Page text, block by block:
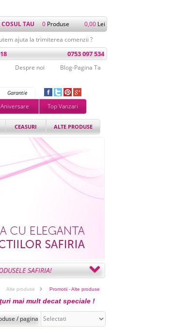
COSUL TAU 0 Produse 0,00 Lei
ajuta la trimiterea comenzii ?
0753 097 534
Despre noi Blog-Pagina Ta
Garantie
Aniversare Top Vanzari
CEASURI ALTE PRODUSE
SAFIRIA!
Alte produse Promotii - Alte produse
mai mult decat speciale !
/ pagina